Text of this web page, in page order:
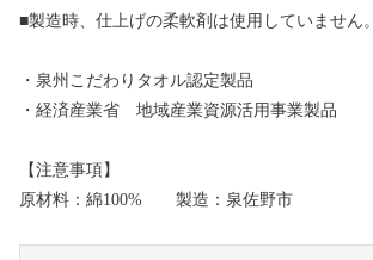
■製造時、仕上げの柔軟剤は使用していません。
・泉州こだわりタオル認定製品
・経済産業省 地域産業資源活用事業製品
【注意事項】
原材料：綿100% 製造：泉佐野市